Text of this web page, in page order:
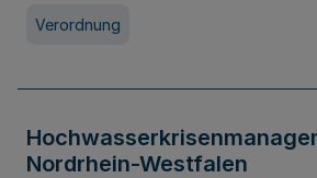
Verordnung
Nordrhein-Westfalen